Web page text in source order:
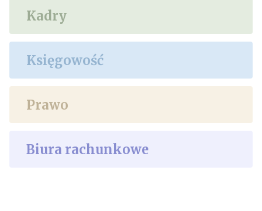
Kadry
Księgowość
Prawo
Biura rachunkowe